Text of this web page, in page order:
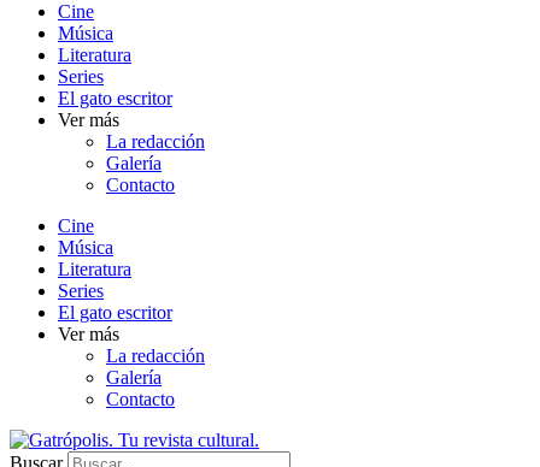
Cine
Música
Literatura
Series
El gato escritor
Ver más
La redacción
Galería
Contacto
Cine
Música
Literatura
Series
El gato escritor
Ver más
La redacción
Galería
Contacto
Buscar